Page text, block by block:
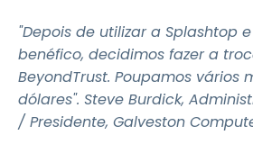
"Depois de utilizar a Splashtop
benéfico, decidimos fazer a
BeyondTrust. Poupamos vários
dólares". Steve Burdick,
/ Presidente, Galveston